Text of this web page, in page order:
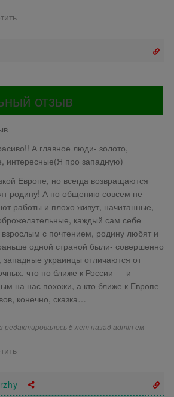
отзыв
А главное люди- золото,
интересные(Я про западную)
Европе, но всегда возвращаются
родину! А по общению совсем не
работы и плохо живут, начитанные,
каждый сам себе
с почтением, родину любят и
одной страной были- совершенно
западные украинцы отличаются от
что по ближе к России — и
на нас похожи, а кто ближе к Европе-
конечно, сказка…
редактировалось 5 лет назад admin ем